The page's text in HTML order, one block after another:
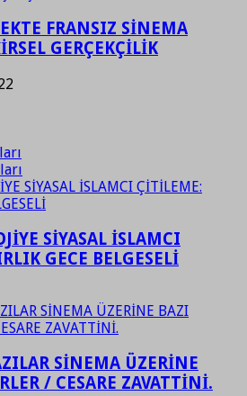
FRANSIZ SİNEMA
GERÇEKÇİLİK
SİYASAL İSLAMCI
GECE BELGESELİ
SİNEMA ÜZERİNE
/ CESARE ZAVATTİNİ.